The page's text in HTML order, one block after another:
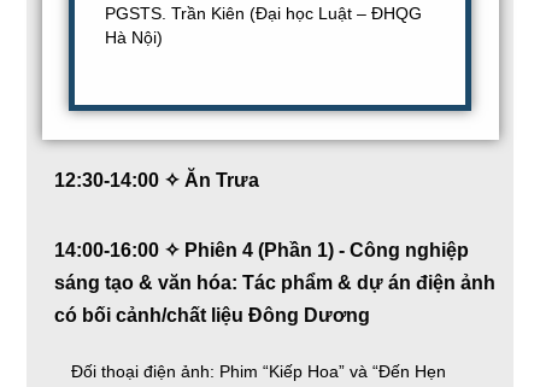
PGSTS. Trần Kiên (Đại học Luật – ĐHQG
Hà Nội)
12:30-14:00 ✧ Ăn Trưa
14:00-16:00 ✧ Phiên 4 (Phần 1) - Công nghiệp
sáng tạo & văn hóa: Tác phẩm & dự án điện ảnh
có bối cảnh/chất liệu Đông Dương
Đối thoại điện ảnh: Phim “Kiếp Hoa” và “Đến Hẹn